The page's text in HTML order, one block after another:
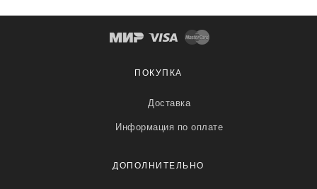
ПОКУПКА
Доставка
Информация по оплате
ДОПОЛНИТЕЛЬНО